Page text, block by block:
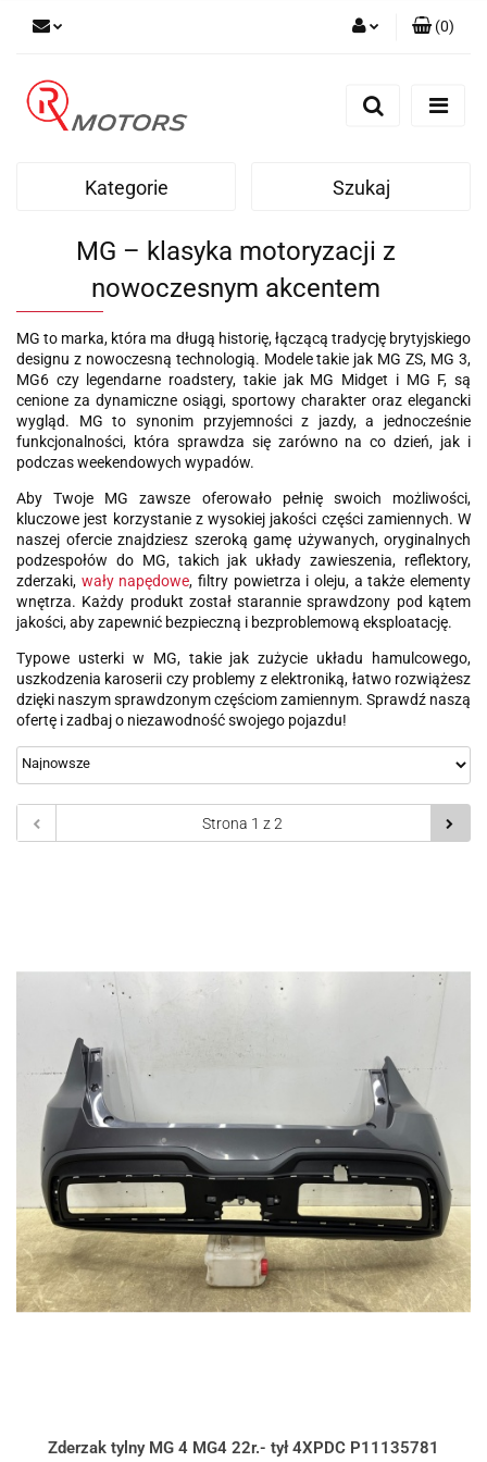
Zarejestruj się
(0)
Kategorie Szukaj
MG – klasyka motoryzacji z
nowoczesnym akcentem
MG to marka, która ma długą historię, łączącą tradycję brytyjskiego
designu z nowoczesną technologią. Modele takie jak MG ZS, MG 3,
MG6 czy legendarne roadstery, takie jak MG Midget i MG F, są
cenione za dynamiczne osiągi, sportowy charakter oraz elegancki
wygląd. MG to synonim przyjemności z jazdy, a jednocześnie
funkcjonalności, która sprawdza się zarówno na co dzień, jak i
podczas weekendowych wypadów.
Aby Twoje MG zawsze oferowało pełnię swoich możliwości,
kluczowe jest korzystanie z wysokiej jakości części zamiennych. W
naszej ofercie znajdziesz szeroką gamę używanych, oryginalnych
podzespołów do MG, takich jak układy zawieszenia, reflektory,
zderzaki, wały napędowe, filtry powietrza i oleju, a także elementy
wnętrza. Każdy produkt został starannie sprawdzony pod kątem
jakości, aby zapewnić bezpieczną i bezproblemową eksploatację.
Typowe usterki w MG, takie jak zużycie układu hamulcowego,
uszkodzenia karoserii czy problemy z elektroniką, łatwo rozwiążesz
dzięki naszym sprawdzonym częściom zamiennym. Sprawdź naszą
ofertę i zadbaj o niezawodność swojego pojazdu!
Zderzak tylny MG 4 MG4 22r.- tył 4XPDC P11135781